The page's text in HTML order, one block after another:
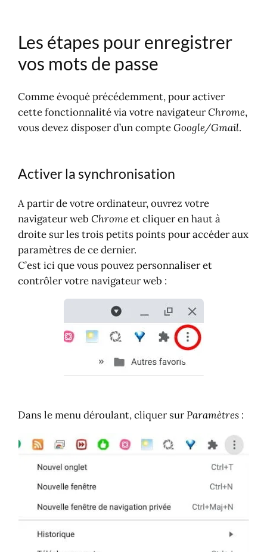
Les étapes pour enregistrer
vos mots de passe
Comme évoqué précédemment, pour activer
cette fonctionnalité via votre navigateurChrome,
vous devez disposer d’un compteGoogle/Gmail.
Activer la synchronisation
A partir de votre ordinateur, ouvrez votre
navigateur webChromeet cliquer en haut à
droite sur les trois petits points pour accéder aux
paramètres de ce dernier.
C’est ici que vous pouvez personnaliser et
contrôler votre navigateur web :
Dans le menu déroulant, cliquer surParamètres :